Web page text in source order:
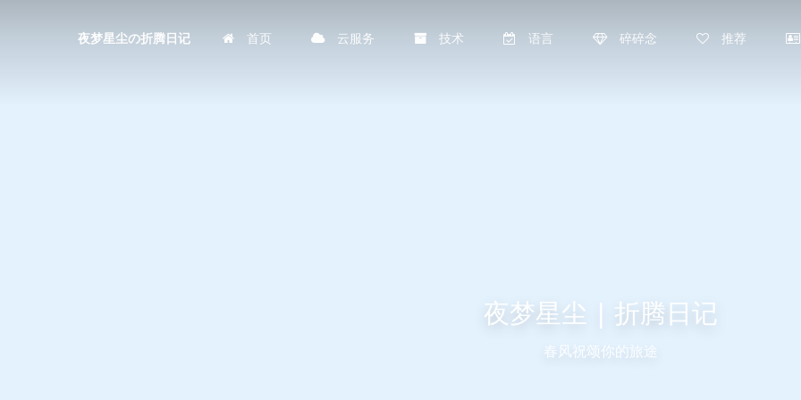
夜梦星尘の折腾日记 首页 云服务 技术 语言 碎碎念 推荐
夜梦星尘 | 折腾日记
春风祝颂你的旅途